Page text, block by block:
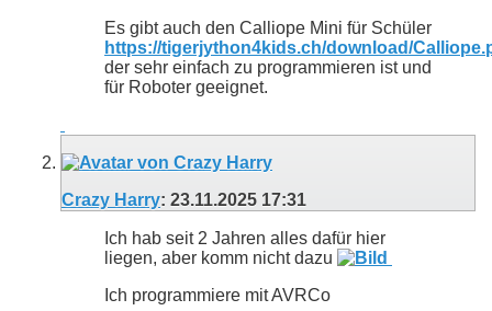
Es gibt auch den Calliope Mini für Schüler
https://tigerjython4kids.ch/download/
der sehr einfach zu programmieren ist und
für Roboter geeignet.
Crazy Harry: 23.11.2025 17:31
Ich hab seit 2 Jahren alles dafür hier
liegen, aber komm nicht dazu
Ich programmiere mit AVRCo